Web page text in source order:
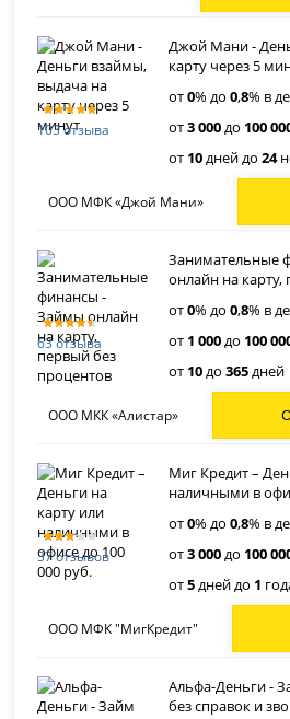
103 отзыва
Джой Мани -
карту через 5
от0% до0,8% в
от3 000до 100
от 10дней до24
ООО МФК «Джой Мани»
63 отзыва
Занимательные
онлайн на
от0% до0,8% в
от 1 000до 100
от 10до365дней
ООО МКК «Алистар»
37 отзывов
Миг Кредит –
наличными в
от0% до0,8% в
от3 000до 100
от5дней до 1
ООО МФК "МигКредит"
Альфа-Деньги -
без справок и